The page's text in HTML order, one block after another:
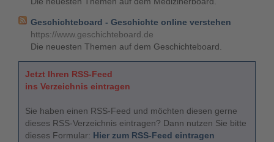
Geschichteboard - Geschichte online verstehen
https://www.geschichteboard.de
Die neuesten Themen auf dem Geschichteboard.
Jetzt Ihren RSS-Feed
ins Verzeichnis eintragen
Sie haben einen RSS-Feed und möchten diesen gerne
dieses RSS-Verzeichnis eintragen? Dann nutzen Sie bitte
dieses Formular: Hier zum RSS-Feed eintragen